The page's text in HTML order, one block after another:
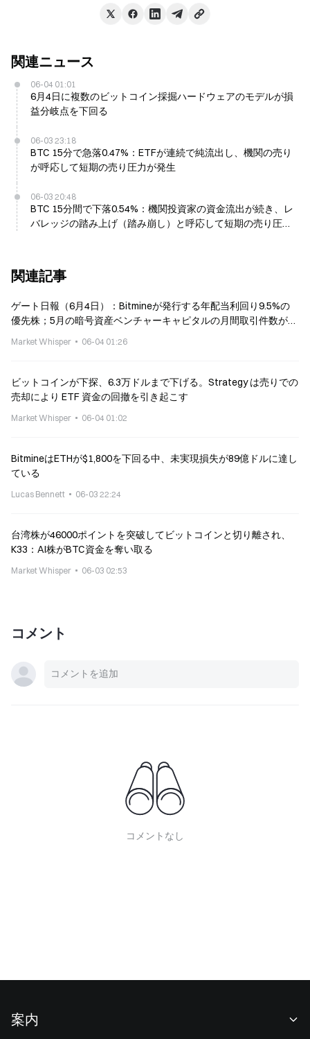
関連ニュース
06-04 01:01
6月4日に複数のビットコイン採掘ハードウェアのモデルが損
益分岐点を下回る
06-03 23:18
BTC 15分で急落0.47%：ETFが連続で純流出し、機関の売り
が呼応して短期の売り圧力が発生
06-03 20:48
BTC 15分間で下落0.54%：機関投資家の資金流出が続き、レ
バレッジの踏み上げ（踏み崩し）と呼応して短期の売り圧力
関連記事
ゲート日報（6月4日）：Bitmineが発行する年配当利回り9.5%の
優先株；5月の暗号資産ベンチャーキャピタルの月間取引件数が5
Market Whisper 06-04 01:26
ビットコインが下探、6.3万ドルまで下げる。Strategy は売りでの
売却により ETF 資金の回撤を引き起こす
Market Whisper 06-04 01:02
BitmineはETHが$1,800を下回る中、未実現損失が89億ドルに達し
ている
Lucas Bennett 06-03 22:24
台湾株が46000ポイントを突破してビットコインと切り離され、
K33：AI株がBTC資金を奪い取る
Market Whisper 06-03 02:53
コメント
コメントなし
案内